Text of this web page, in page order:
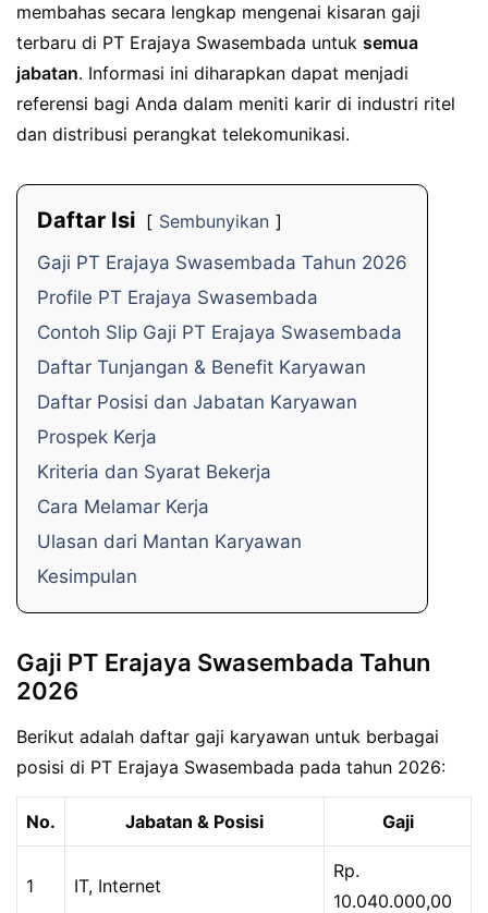
membahas secara lengkap mengenai kisaran gaji
terbaru di PT Erajaya Swasembada untuk semua
jabatan. Informasi ini diharapkan dapat menjadi
referensi bagi Anda dalam meniti karir di industri ritel
dan distribusi perangkat telekomunikasi.
Daftar Isi
Sembunyikan
Gaji PT Erajaya Swasembada Tahun 2026
Profile PT Erajaya Swasembada
Contoh Slip Gaji PT Erajaya Swasembada
Daftar Tunjangan & Benefit Karyawan
Daftar Posisi dan Jabatan Karyawan
Prospek Kerja
Kriteria dan Syarat Bekerja
Cara Melamar Kerja
Ulasan dari Mantan Karyawan
Kesimpulan
Gaji PT Erajaya Swasembada Tahun
2026
Berikut adalah daftar gaji karyawan untuk berbagai
posisi di PT Erajaya Swasembada pada tahun 2026:
No. Jabatan & Posisi Gaji
1 IT, Internet
Rp.
10.040.000,00